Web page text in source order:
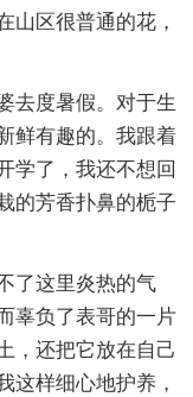
山区很普通的花，
去度暑假。对于生
鲜有趣的。我跟着
学了，我还不想回
的芳香扑鼻的栀子
了这里炎热的气
辜负了表哥的一片
，还把它放在自己
这样细心地护养，